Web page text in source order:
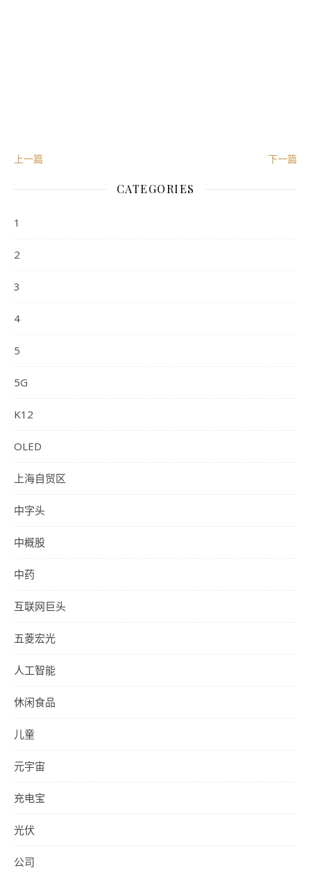
任何责任，市场有风险，投资需谨慎。
从业人员信息公示：
上一篇 下一篇
CATEGORIES
1
2
3
4
5
5G
K12
OLED
上海自贸区
中字头
中概股
中药
互联网巨头
五菱宏光
人工智能
休闲食品
儿童
元宇宙
充电宝
光伏
公司